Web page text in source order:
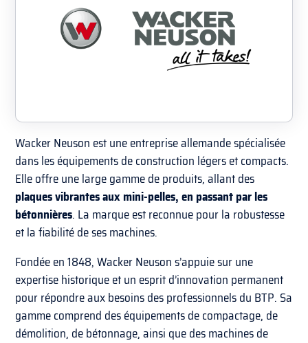
Wacker Neuson est une entreprise allemande spécialisée
dans les équipements de construction légers et compacts.
Elle offre une large gamme de produits, allant des
plaques vibrantes aux mini-pelles, en passant par les
bétonnières. La marque est reconnue pour la robustesse
et la fiabilité de ses machines.
Fondée en 1848, Wacker Neuson s’appuie sur une
expertise historique et un esprit d’innovation permanent
pour répondre aux besoins des professionnels du BTP. Sa
gamme comprend des équipements de compactage, de
démolition, de bétonnage, ainsi que des machines de